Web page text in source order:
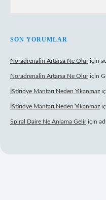
SON YORUMLAR
Noradrenalin Artarsa Ne Oluriçin
Noradrenalin Artarsa Ne Oluriçin
İStiridye Mantarı Neden Yıkanmaz
İStiridye Mantarı Neden Yıkanmaz
Spiral Daire Ne Anlama Geliriçin